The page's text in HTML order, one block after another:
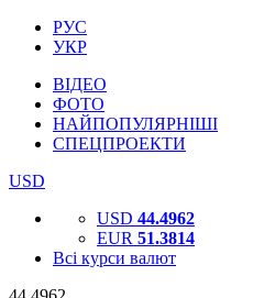
РУС
УКР
ВІДЕО
ФОТО
НАЙПОПУЛЯРНІШІ
СПЕЦПРОЕКТИ
USD
USD 44.4962
EUR 51.3814
Всі курси валют